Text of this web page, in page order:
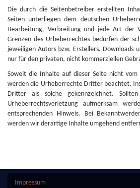
Die durch die Seitenbetreiber erstellten
Seiten unterliegen dem deutschen
Bearbeitung, Verbreitung und jede Art der
Grenzen des Urheberrechtes bedürfen der
jeweiligen Autors bzw. Erstellers. Downloads
nur für den privaten, nicht kommerziellen
Soweit die Inhalte auf dieser Seite nicht
werden die Urheberrechte Dritter beachtet.
Dritter als solche gekennzeichnet.
Urheberrechtsverletzung aufmerksam
entsprechenden Hinweis. Bei
werden wir derartige Inhalte umgehend
Impressum